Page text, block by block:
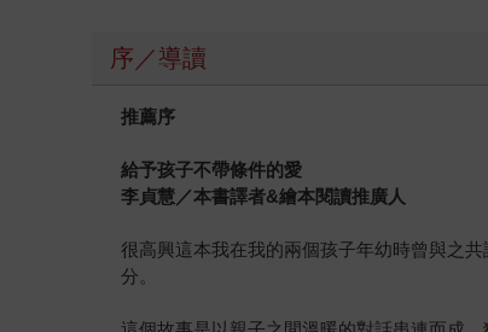
序／導讀
推薦序
給予孩子不帶條件的愛
李貞慧／本書譯者&繪本閱讀推廣人
很高興這本我在我的兩個孩子年幼時曾與之
分。